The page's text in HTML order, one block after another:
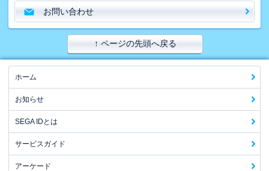
お問い合わせ
↑ ページの先頭へ戻る
ホーム
お知らせ
SEGA IDとは
サービスガイド
アーケード